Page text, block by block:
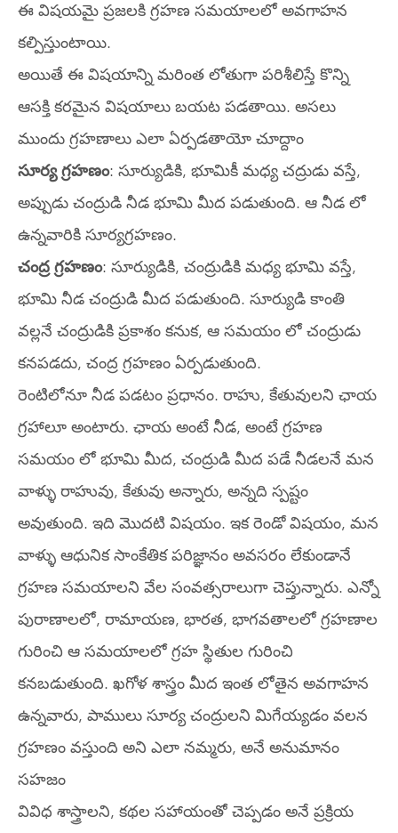
ఈ విషయమై ప్రజలకి గ్రహణ సమయాలలో అవగాహన
కల్పిస్తుంటాయి.
అయితే ఈ విషయాన్ని మరింత లోతుగా పరిశీలిస్తే కొన్ని
ఆసక్తి కరమైన విషయాలు బయట పడతాయి. అసలు
ముందు గ్రహణాలు ఎలా ఏర్పడతాయో చూద్దాం
సూర్య గ్రహణం: సూర్యుడికి, భూమికీ మధ్య చద్రుడు వస్తే,
అప్పుడు చంద్రుడి నీడ భూమి మీద పడుతుంది. ఆ నీడ లో
ఉన్నవారికి సూర్యగ్రహణం.
చంద్ర గ్రహణం: సూర్యుడికి, చంద్రుడికి మధ్య భూమి వస్తే,
భూమి నీడ చంద్రుడి మీద పడుతుంది. సూర్యుడి కాంతి
వల్లనే చంద్రుడికి ప్రకాశం కనుక, ఆ సమయం లో చంద్రుడు
కనపడదు, చంద్ర గ్రహణం ఏర్పడుతుంది.
రెంటిలోనూ నీడ పడటం ప్రధానం. రాహు, కేతువులని ఛాయ
గ్రహాలూ అంటారు. ఛాయ అంటే నీడ, అంటే గ్రహణ
సమయం లో భూమి మీద, చంద్రుడి మీద పడే నీడలనే మన
వాళ్ళు రాహువు, కేతువు అన్నారు, అన్నది స్పష్టం
అవుతుంది. ఇది మొదటి విషయం. ఇక రెండో విషయం, మన
వాళ్ళు ఆధునిక సాంకేతిక పరిజ్ఞానం అవసరం లేకుండానే
గ్రహణ సమయాలని వేల సంవత్సరాలుగా చెప్తున్నారు. ఎన్నో
పురాణాలలో, రామాయణ, భారత, భాగవతాలలో గ్రహణాల
గురించి ఆ సమయాలలో గ్రహ స్థితుల గురించి
కనబడుతుంది. ఖగోళ శాస్త్రం మీద ఇంత లోతైన అవగాహన
ఉన్నవారు, పాములు సూర్య చంద్రులని మిగేయ్యడం వలన
గ్రహణం వస్తుంది అని ఎలా నమ్మరు, అనే అనుమానం
సహజం
వివిధ శాస్త్రాలని, కథల సహాయంతో చెప్పడం అనే ప్రక్రియ